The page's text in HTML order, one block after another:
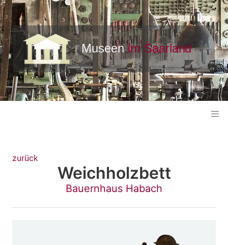
zurück
Weichholzbett
Bauernhaus Habach